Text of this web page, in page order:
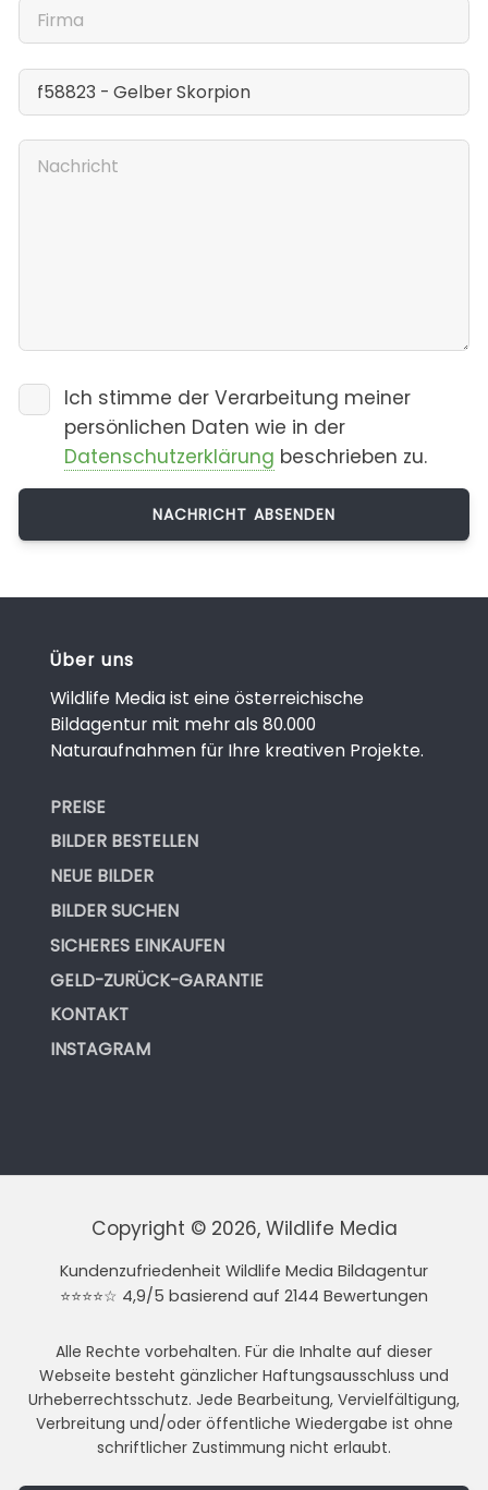
Ich stimme der Verarbeitung meiner
persönlichen Daten wie in der
Datenschutzerklärung beschrieben zu.
Über uns
Wildlife Media ist eine österreichische
Bildagentur mit mehr als 80.000
Naturaufnahmen für Ihre kreativen Projekte.
PREISE
BILDER BESTELLEN
NEUE BILDER
BILDER SUCHEN
SICHERES EINKAUFEN
GELD-ZURÜCK-GARANTIE
KONTAKT
INSTAGRAM
Copyright © 2026, Wildlife Media
Kundenzufriedenheit Wildlife Media Bildagentur
⭐⭐⭐⭐☆ 4,9/5 basierend auf 2144 Bewertungen
Alle Rechte vorbehalten. Für die Inhalte auf dieser
Webseite besteht gänzlicher Haftungsausschluss und
Urheberrechtsschutz. Jede Bearbeitung, Vervielfältigung,
Verbreitung und/oder öffentliche Wiedergabe ist ohne
schriftlicher Zustimmung nicht erlaubt.